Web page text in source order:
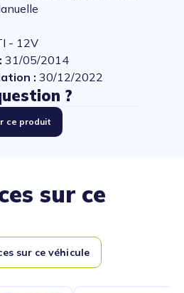
- 12V
31/05/2014
: 30/12/2022
?
ce produit
sur ce
sur ce véhicule